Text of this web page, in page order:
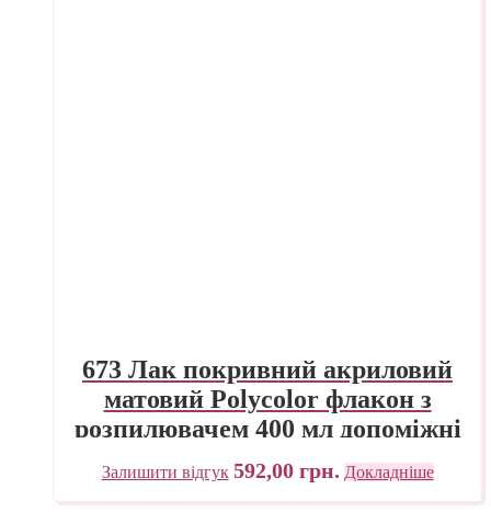
673 Лак покривний акриловий
матовий Polycolor флакон з
розпилювачем 400 мл допоміжні
матеріали універсальні Maimeri
Італія
Залишити відгук 592,00 грн. Докладніше